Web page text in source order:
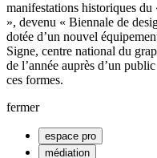
manifestations historiques
», devenu « Biennale de
dotée d’un nouvel
Signe, centre national du
de l’année auprès d’un
ces formes.
fermer
espace pro
médiation